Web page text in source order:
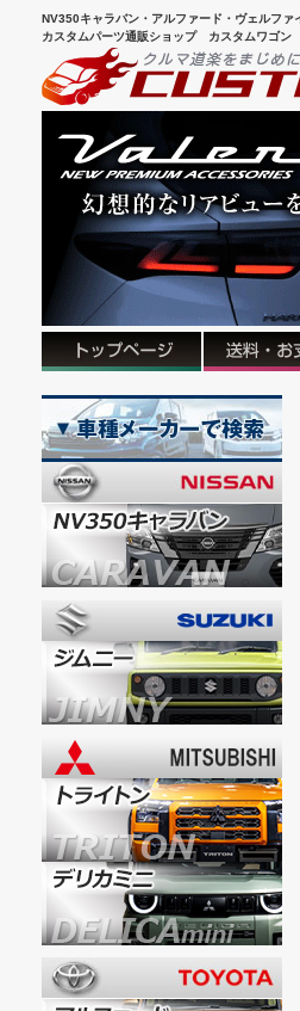
NV350キャラバン・アルファード・ヴェルフ
カスタムパーツ通販ショップ カスタムワゴン